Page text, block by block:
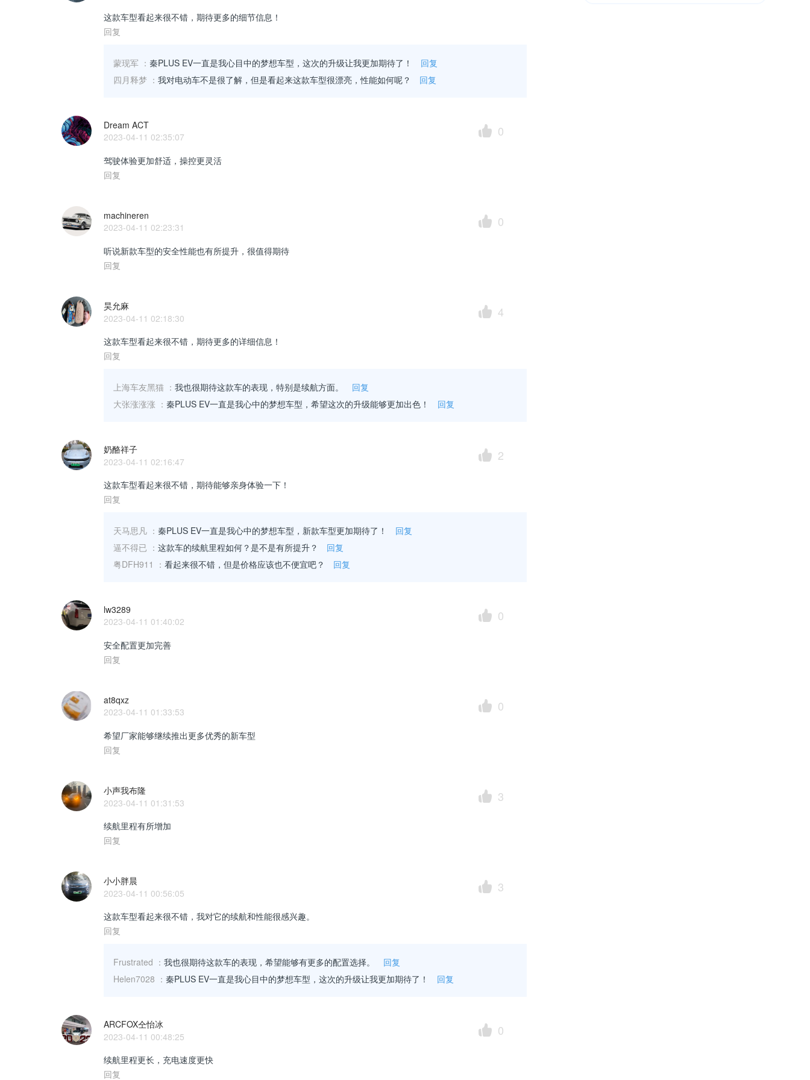
这款车型看起来很不错，期待更多的细节信息！
回复
蒙现军 ： 秦PLUS EV一直是我心目中的梦想车型，这次的升级让我更加期待了！
回复
四月释梦 ： 我对电动车不是很了解，但是看起来这款车型很漂亮，性能如何呢？ 回复
Dream ACT
2023-04-11 02:35:07
0
驾驶体验更加舒适，操控更灵活
回复
machineren
2023-04-11 02:23:31
0
听说新款车型的安全性能也有所提升，很值得期待
回复
昊允麻
2023-04-11 02:18:30
4
这款车型看起来很不错，期待更多的详细信息！
回复
上海车友黑猫 ： 我也很期待这款车的表现，特别是续航方面。
回复
大张涨涨涨 ： 秦PLUS EV一直是我心中的梦想车型，希望这次的升级能够更加出色！ 回复
奶酪祥子
2023-04-11 02:16:47
2
这款车型看起来很不错，期待能够亲身体验一下！
回复
天马思凡 ： 秦PLUS EV一直是我心中的梦想车型，新款车型更加期待了！
回复
逼不得已 ： 这款车的续航里程如何？是不是有所提升？
回复
粤DFH911
： 看起来很不错，但是价格应该也不便宜吧？ 回复
lw3289
2023-04-11 01:40:02
0
安全配置更加完善
回复
at8qxz
2023-04-11 01:33:53
0
希望厂家能够继续推出更多优秀的新车型
回复
小声我布隆
2023-04-11 01:31:53
3
续航里程有所增加
回复
小小胖晨
2023-04-11 00:56:05
3
这款车型看起来很不错，我对它的续航和性能很感兴趣。
回复
Frustrated ： 我也很期待这款车的表现，希望能够有更多的配置选择。
回复
Helen7028 ： 秦PLUS EV一直是我心目中的梦想车型，这次的升级让我更加期待了！ 回复
ARCFOX仝怡冰
2023-04-11 00:48:25
0
续航里程更长，充电速度更快
回复